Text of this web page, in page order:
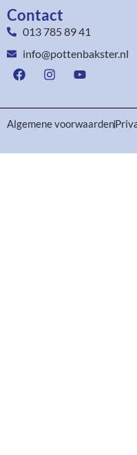
Contact
013 785 89 41
info@pottenbakster.nl
Algemene voorwaarden